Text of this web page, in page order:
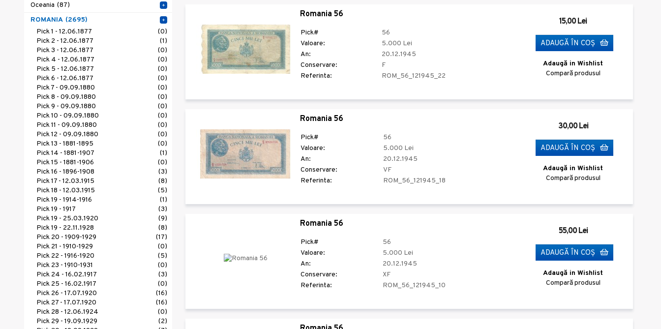
Oceania (87) +
ROMANIA (2695) +
Pick 1 - 12.06.1877
(0)
Pick 2 - 12.06.1877
(1)
Pick 3 - 12.06.1877
(0)
Pick 4 - 12.06.1877
(0)
Pick 5 - 12.06.1877
(0)
Pick 6 - 12.06.1877
(0)
Pick 7 - 09.09.1880
(0)
Pick 8 - 09.09.1880
(0)
Pick 9 - 09.09.1880
(0)
Pick 10 - 09.09.1880
(0)
Pick 11 - 09.09.1880
(0)
Pick 12 - 09.09.1880
(0)
Pick 13 - 1881-1895
(0)
Pick 14 - 1881-1907
(1)
Pick 15 - 1881-1906
(0)
Pick 16 - 1896-1908
(3)
Pick 17 - 12.03.1915
(8)
Pick 18 - 12.03.1915
(5)
Pick 19 - 1914-1916
(1)
Pick 19 - 1917
(3)
Pick 19 - 25.03.1920
(9)
Pick 19 - 22.11.1928
(8)
Pick 20 - 1909-1929
(17)
Pick 21 - 1910-1929
(0)
Pick 22 - 1916-1920
(5)
Pick 23 - 1910-1931
(0)
Pick 24 - 16.02.1917
(3)
Pick 25 - 16.02.1917
(0)
Pick 26 - 17.07.1920
(16)
Pick 27 - 17.07.1920
(16)
Pick 28 - 12.06.1924
(0)
Pick 29 - 19.09.1929
(2)
Romania 56
Pick#
56
Valoare:
5.000 Lei
An:
20.12.1945
Conservare:
F
Referinta:
ROM_56_121945_22
15,00 Lei
ADAUGĂ ÎN COŞ
Adaugă in Wishlist
Compară produsul
Romania 56
Pick#
56
Valoare:
5.000 Lei
An:
20.12.1945
Conservare:
VF
Referinta:
ROM_56_121945_18
30,00 Lei
ADAUGĂ ÎN COŞ
Adaugă in Wishlist
Compară produsul
Romania 56
Pick#
56
Valoare:
5.000 Lei
An:
20.12.1945
Conservare:
XF
Referinta:
ROM_56_121945_10
55,00 Lei
ADAUGĂ ÎN COŞ
Adaugă in Wishlist
Compară produsul